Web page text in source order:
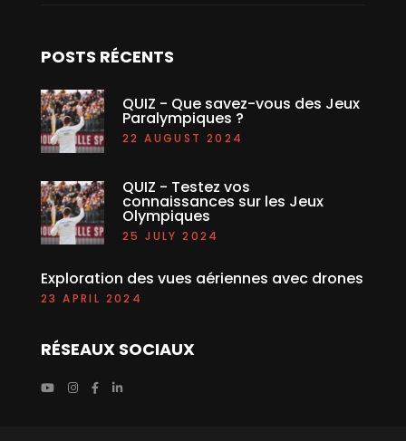
POSTS RÉCENTS
QUIZ - Que savez-vous des Jeux
Paralympiques ?
22 AUGUST 2024
QUIZ - Testez vos
connaissances sur les Jeux
Olympiques
25 JULY 2024
Exploration des vues aériennes avec drones
23 APRIL 2024
RÉSEAUX SOCIAUX